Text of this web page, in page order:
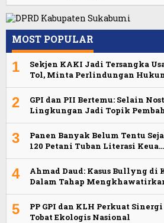
MOST POPULAR
1
Sekjen KAKI Jadi Tersangka
Tol, Minta Perlindungan
2
GPI dan PII Bertemu: Selain
Lingkungan Jadi Topik
3
Panen Banyak Belum Tentu
120 Petani Tuban Literasi Keua…
4
Ahmad Daud: Kasus Bullyng di
Dalam Tahap
5
PP GPI dan KLH Perkuat
Tobat Ekologis Nasional